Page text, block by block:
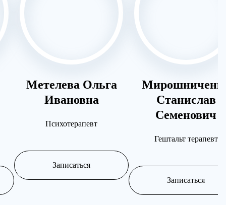
Метелева Ольга
Ивановна
Психотерапевт
Записаться
Станислав
Семенович
Гештальт терапевт
Записаться